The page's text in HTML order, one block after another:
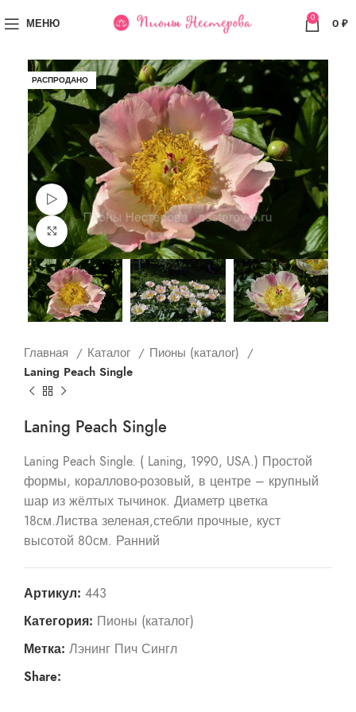
МЕНЮ 0 0 ₽
РАСПРОДАНО
Просмотр видео
Увеличить
Главная Каталог
Пионы (каталог)
Laning Peach Single
Laning Peach Single
Laning Peach Single. ( Laning, 1990, USА.) Простой
формы, кораллово-розовый, в центре – крупный
шар из жёлтых тычинок. Диаметр цветка
18см.Листва зеленая,стебли прочные, куст
высотой 80см. Ранний
Артикул: 443
Категория: Пионы (каталог)
Метка: Лэнинг Пич Сингл
Share: